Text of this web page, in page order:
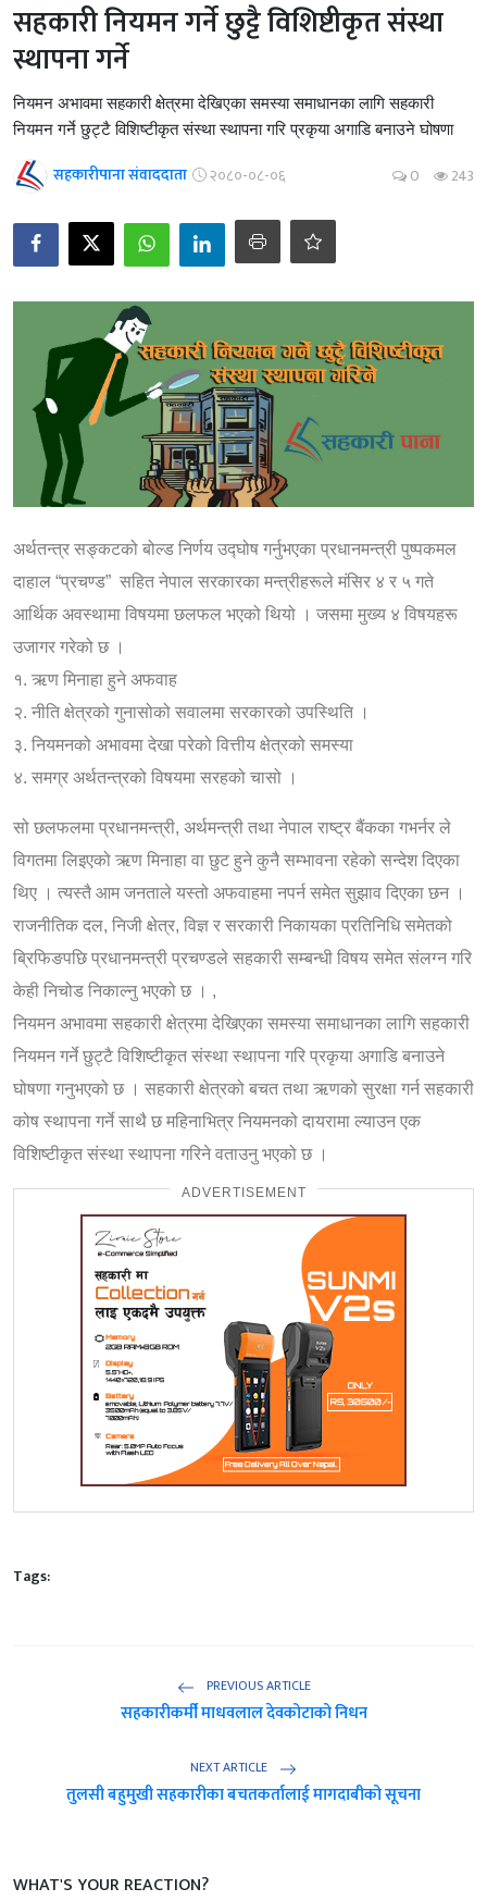
सहकारी नियमन गर्ने छुट्टै विशिष्टीकृत संस्था
स्थापना गर्ने
नियमन अभावमा सहकारी क्षेत्रमा देखिएका समस्या समाधानका लागि सहकारी
नियमन गर्ने छुट्टै विशिष्टीकृत संस्था स्थापना गरि प्रकृया अगाडि बनाउने घोषणा
सहकारीपाना संवाददाता २०८०-०८-०६ 0 243
अर्थतन्त्र सङ्कटको बोल्ड निर्णय उद्घोष गर्नुभएका प्रधानमन्त्री पुष्पकमल
दाहाल “प्रचण्ड” सहित नेपाल सरकारका मन्त्रीहरूले मंसिर ४ र ५ गते
आर्थिक अवस्थामा विषयमा छलफल भएको थियो । जसमा मुख्य ४ विषयहरू
उजागर गरेको छ ।
१. ऋण मिनाहा हुने अफवाह
२. नीति क्षेत्रको गुनासोको सवालमा सरकारको उपस्थिति ।
३. नियमनको अभावमा देखा परेको वित्तीय क्षेत्रको समस्या
४. समग्र अर्थतन्त्रको विषयमा सरहको चासो ।
सो छलफलमा प्रधानमन्त्री, अर्थमन्त्री तथा नेपाल राष्ट्र बैंकका गभर्नर ले
विगतमा लिइएको ऋण मिनाहा वा छुट हुने कुनै सम्भावना रहेको सन्देश दिएका
थिए । त्यस्तै आम जनताले यस्तो अफवाहमा नपर्न समेत सुझाव दिएका छन ।
राजनीतिक दल, निजी क्षेत्र, विज्ञ र सरकारी निकायका प्रतिनिधि समेतको
ब्रिफिङपछि प्रधानमन्त्री प्रचण्डले सहकारी सम्बन्धी विषय समेत संलग्न गरि
केही निचोड निकाल्नु भएको छ । ,
नियमन अभावमा सहकारी क्षेत्रमा देखिएका समस्या समाधानका लागि सहकारी
नियमन गर्ने छुट्टै विशिष्टीकृत संस्था स्थापना गरि प्रकृया अगाडि बनाउने
घोषणा गनुभएको छ । सहकारी क्षेत्रको बचत तथा ऋणको सुरक्षा गर्न सहकारी
कोष स्थापना गर्ने साथै छ महिनाभित्र नियमनको दायरामा ल्याउन एक
विशिष्टीकृत संस्था स्थापना गरिने वताउनु भएको छ ।
ADVERTISEMENT
Tags:
PREVIOUS ARTICLE
सहकारीकर्मी माधवलाल देवकोटाको निधन
NEXT ARTICLE
तुलसी बहुमुखी सहकारीका बचतकर्तालाई मागदाबीको सूचना
WHAT'S YOUR REACTION?